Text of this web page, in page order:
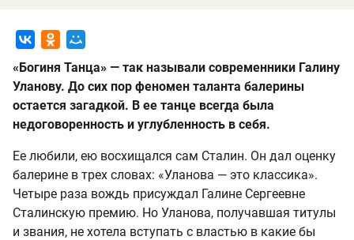
«Богиня Танца» — так называли современники Галину
Уланову. До сих пор феномен таланта балерины
остается загадкой. В ее танце всегда была
недоговоренность и углубленность в себя.
Ее любили, ею восхищался сам Сталин. Он дал оценку
балерине в трех словах: «Уланова — это классика».
Четыре раза вождь присуждал Галине Сергеевне
Сталинскую премию. Но Уланова, получавшая титулы
и звания, не хотела вступать с властью в какие бы